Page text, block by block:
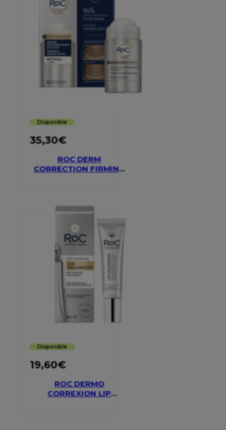
Disponible
35,30€
ROC DERM
CORRECTION FIRMING
Disponible
19,60€
ROC DERMO
CORREXION LIP